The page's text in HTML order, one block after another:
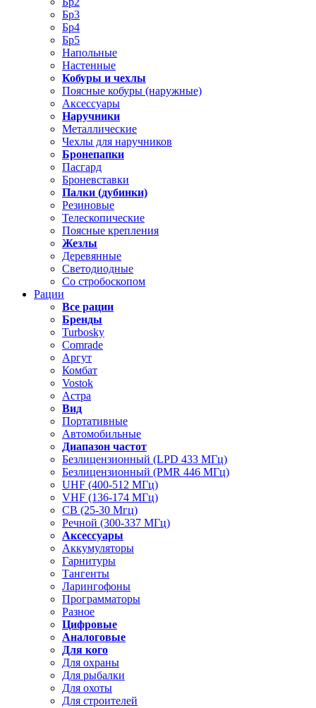
Бр3
Бр4
Бр5
Напольные
Настенные
Кобуры и чехлы
Поясные кобуры (наружные)
Аксессуары
Наручники
Металлические
Чехлы для наручников
Бронепапки
Пасгард
Броневставки
Палки (дубинки)
Резиновые
Телескопические
Поясные крепления
Жезлы
Деревянные
Светодиодные
Со стробоскопом
Рации
Все рации
Бренды
Turbosky
Comrade
Аргут
Комбат
Vostok
Астра
Вид
Портативные
Автомобильные
Диапазон частот
Безлицензионный (LPD 433 МГц)
Безлицензионный (PMR 446 МГц)
UHF (400-512 МГц)
VHF (136-174 МГц)
CB (25-30 Мгц)
Речной (300-337 МГц)
Аксессуары
Аккумуляторы
Гарнитуры
Тангенты
Ларингофоны
Программаторы
Разное
Цифровые
Аналоговые
Для кого
Для охраны
Для рыбалки
Для охоты
Для строителей